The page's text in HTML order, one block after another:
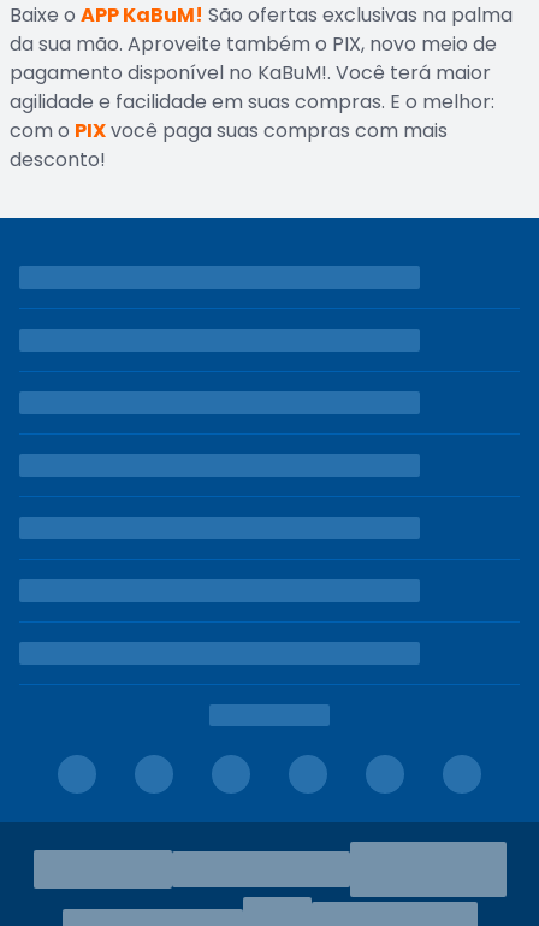
Baixe o APP KaBuM! São ofertas exclusivas na palma
da sua mão. Aproveite também o PIX, novo meio de
pagamento disponível no KaBuM!. Você terá maior
agilidade e facilidade em suas compras. E o melhor:
com o PIXvocê paga suas compras com mais
desconto!